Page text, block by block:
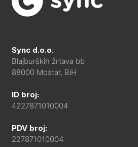
Sync d.o.o.
Blajburških žrtava bb
88000 Mostar, BiH
ID broj:
4227871010004
PDV broj:
227871010004